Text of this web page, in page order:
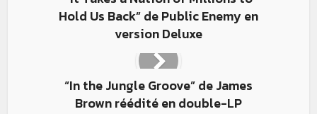
Hold Us Back” de Public Enemy en
version Deluxe
“In the Jungle Groove” de James
Brown réédité en double-LP